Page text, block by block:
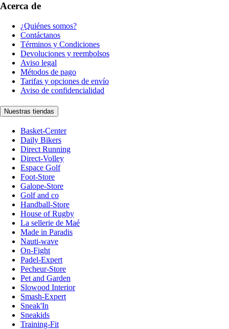
Acerca de
¿Quiénes somos?
Contáctanos
Términos y Condiciones
Devoluciones y reembolsos
Aviso legal
Métodos de pago
Tarifas y opciones de envío
Aviso de confidencialidad
Nuestras tiendas
Basket-Center
Daily Bikers
Direct Running
Direct-Volley
Espace Golf
Foot-Store
Galope-Store
Golf and co
Handball-Store
House of Rugby
La sellerie de Maé
Made in Paradis
Nauti-wave
On-Fight
Padel-Expert
Pecheur-Store
Pet and Garden
Slowood Interior
Smash-Expert
Sneak'In
Sneakids
Training-Fit